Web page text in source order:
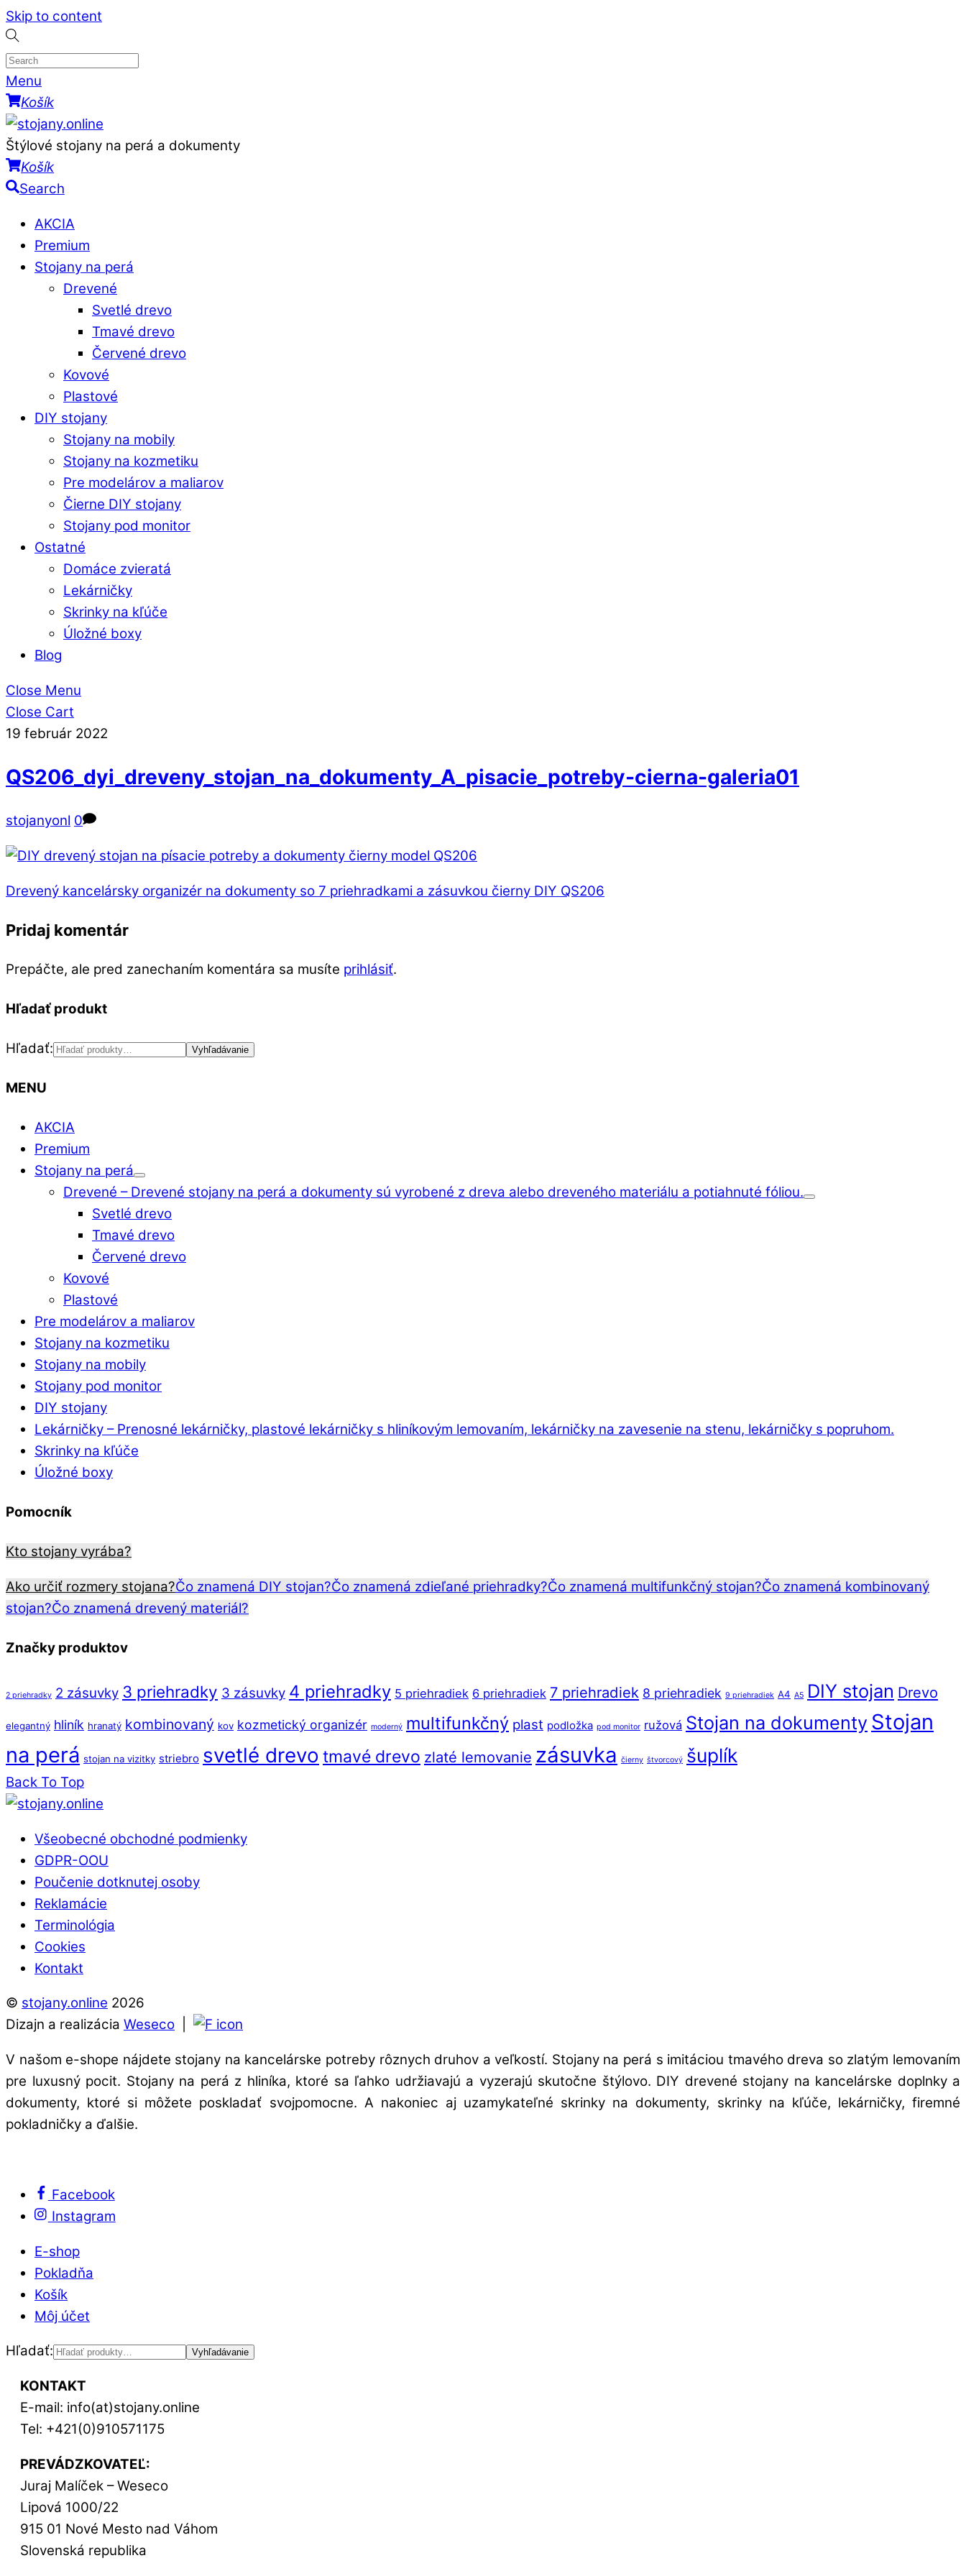
Skip to content
Menu
Košík
Štýlové stojany na perá a dokumenty
Košík
Search
AKCIA
Premium
Stojany na perá
Drevené
Svetlé drevo
Tmavé drevo
Červené drevo
Kovové
Plastové
DIY stojany
Stojany na mobily
Stojany na kozmetiku
Pre modelárov a maliarov
Čierne DIY stojany
Stojany pod monitor
Ostatné
Domáce zvieratá
Lekárničky
Skrinky na kľúče
Úložné boxy
Blog
Close Menu
Close Cart
19 február 2022
QS206_dyi_dreveny_stojan_na_dokumenty_A_pisacie_potreby-cierna-galeria01
stojanyonl 0
Drevený kancelársky organizér na dokumenty so 7 priehradkami a zásuvkou čierny DIY QS206
Pridaj komentár
Prepáčte, ale pred zanechaním komentára sa musíte prihlásiť.
Hľadať produkt
Hľadať: Vyhľadávanie
MENU
AKCIA
Premium
Stojany na perá
Drevené – Drevené stojany na perá a dokumenty sú vyrobené z dreva alebo dreveného materiálu a potiahnuté fóliou.
Svetlé drevo
Tmavé drevo
Červené drevo
Kovové
Plastové
Pre modelárov a maliarov
Stojany na kozmetiku
Stojany na mobily
Stojany pod monitor
DIY stojany
Lekárničky – Prenosné lekárničky, plastové lekárničky s hliníkovým lemovaním, lekárničky na zavesenie na stenu, lekárničky s popruhom.
Skrinky na kľúče
Úložné boxy
Pomocník
Kto stojany vyrába?
Ako určiť rozmery stojana?Čo znamená DIY stojan?Čo znamená zdieľané priehradky?Čo znamená multifunkčný stojan?Čo znamená kombinovaný
stojan?Čo znamená drevený materiál?
Značky produktov
2 priehradky 2 zásuvky 3 priehradky 3 zásuvky 4 priehradky 5 priehradiek 6 priehradiek 7 priehradiek 8 priehradiek 9 priehradiek A4 A5 DIY stojan Drevo
elegantný hliník hranatý kombinovaný kov kozmetický organizér moderný multifunkčný plast podložka pod monitor ružová Stojan na dokumenty Stojan
na perá stojan na vizitky striebro svetlé drevo tmavé drevo zlaté lemovanie zásuvka čierny štvorcový šuplík
Back To Top
Všeobecné obchodné podmienky
GDPR-OOU
Poučenie dotknutej osoby
Reklamácie
Terminológia
Cookies
Kontakt
© stojany.online 2026
Dizajn a realizácia Weseco
V našom e-shope nájdete stojany na kancelárske potreby rôznych druhov a veľkostí. Stojany na perá s imitáciou tmavého dreva so zlatým lemovaním
pre luxusný pocit. Stojany na perá z hliníka, ktoré sa ľahko udržiavajú a vyzerajú skutočne štýlovo. DIY drevené stojany na kancelárske doplnky a
dokumenty, ktoré si môžete poskladať svojpomocne. A nakoniec aj uzamykateľné skrinky na dokumenty, skrinky na kľúče, lekárničky, firemné
pokladničky a ďalšie.
Facebook
Instagram
E-shop
Pokladňa
Košík
Môj účet
Hľadať: Vyhľadávanie
KONTAKT
E-mail: info(at)stojany.online
Tel: +421(0)910571175
PREVÁDZKOVATEĽ:
Juraj Malíček – Weseco
Lipová 1000/22
915 01 Nové Mesto nad Váhom
Slovenská republika